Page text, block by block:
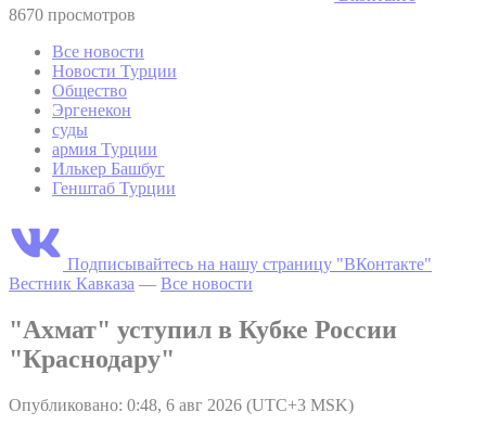
8670 просмотров
Все новости
Новости Турции
Общество
Эргенекон
суды
армия Турции
Илькер Башбуг
Генштаб Турции
Подписывайтесь на нашу страницу "ВКонтакте"
Вестник Кавказа — Все новости
"Ахмат" уступил в Кубке России
"Краснодару"
Опубликовано: 0:48, 6 авг 2026 (UTC+3 MSK)